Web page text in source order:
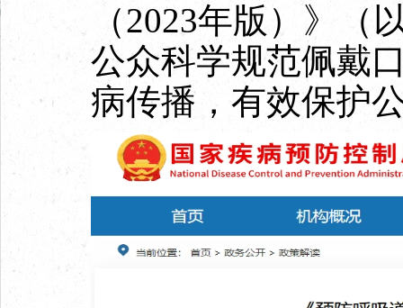
（2023年版）》（
公众科学规范佩戴
病传播，有效保护